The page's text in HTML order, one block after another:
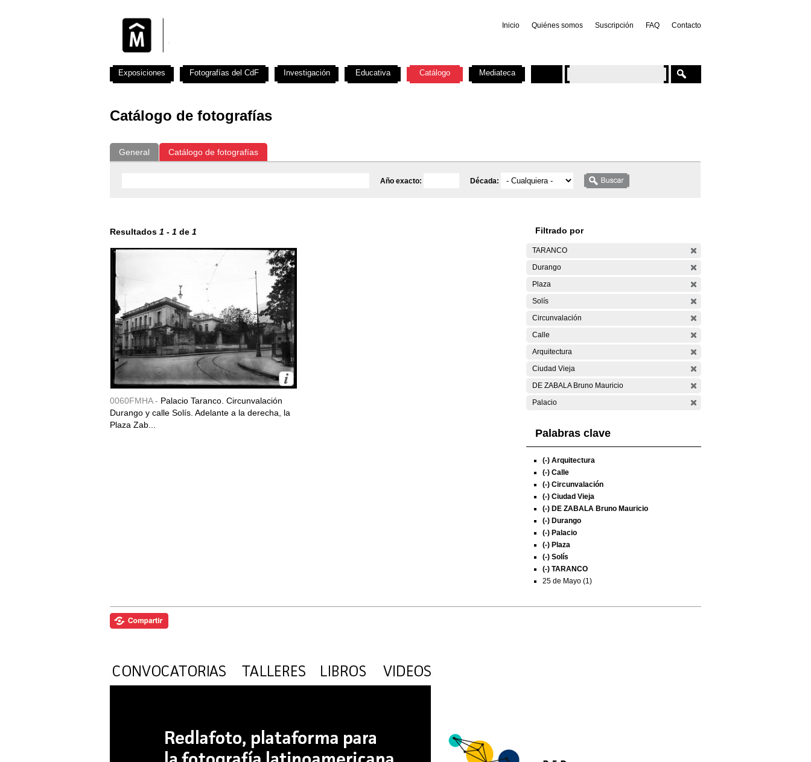
Inicio Quiénes somos Suscripción FAQ Contacto
Catálogo de fotografías
General Catálogo de fotografías
Año exacto: Década:
Resultados 1 - 1 de 1
0060FMHA - Palacio Taranco. Circunvalación
Durango y calle Solís. Adelante a la derecha, la
Plaza Zab...
Filtrado por
TARANCO
Durango
Plaza
Solís
Circunvalación
Calle
Arquitectura
Ciudad Vieja
DE ZABALA Bruno Mauricio
Palacio
Palabras clave
(-) Arquitectura
(-) Calle
(-) Circunvalación
(-) Ciudad Vieja
(-) DE ZABALA Bruno Mauricio
(-) Durango
(-) Palacio
(-) Plaza
(-) Solís
(-) TARANCO
25 de Mayo (1)
Exposiciones Fotografías del CdF Investigación Educativa Catálogo Mediateca